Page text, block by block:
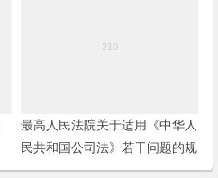
最高人民法院关于适用《中华人
民共和国公司法》若干问题的规
定（二）【2014修正】